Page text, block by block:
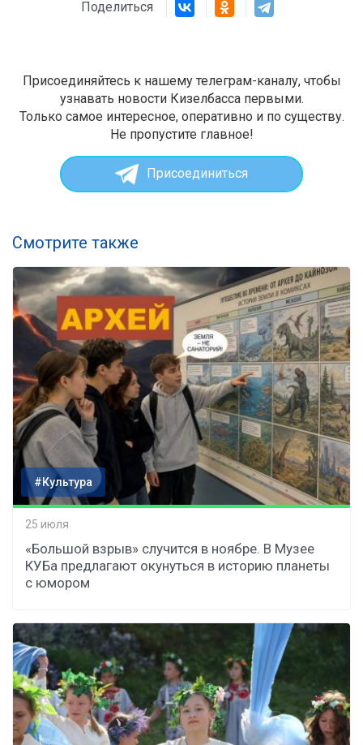
Поделиться
Присоединяйтесь к нашему телеграм-каналу, чтобы
узнавать новости Кизелбасса первыми.
Только самое интересное, оперативно и по существу.
Не пропустите главное!
Присоединиться
Смотрите также
#Культура
25 июля
«Большой взрыв» случится в ноябре. В Музее
КУБа предлагают окунуться в историю планеты
с юмором